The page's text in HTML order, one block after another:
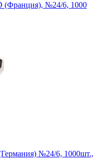
(Франция), №24/6, 1000
№24/6, 1000шт.,